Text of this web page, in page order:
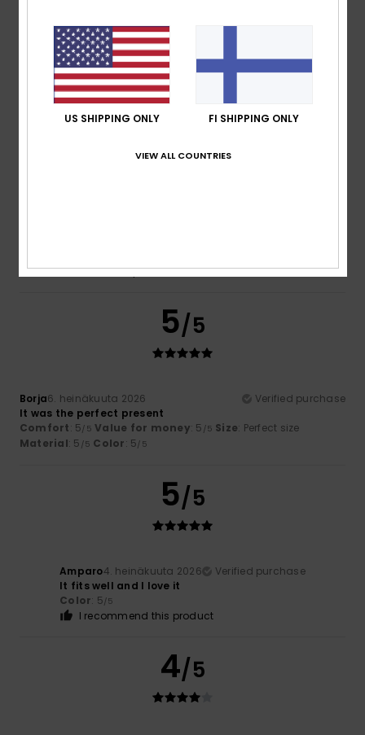
Frederic8. heinäkuuta 2026
Just what I was looking for
Comfort: 5/5 Value for money
Material: 5/5 Color: 5/5
I recommend this product
I recommend this product
5/5
Borja6. heinäkuuta 2026
Verified purchase
It was the perfect present
Comfort: 5/5 Value for money: 5 /5 Size: Perfect size
Material: 5 /5 Color: 5/5
5/5
Amparo4. heinäkuuta 2026
Verified purchase
It fits well and I love it
Color: 5/5
I recommend this product
4/5
US SHIPPING ONLY FI SHIPPING ONLY
VIEW ALL COUNTRIES